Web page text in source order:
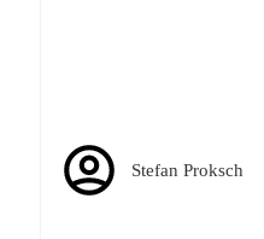
Stefan Proksch